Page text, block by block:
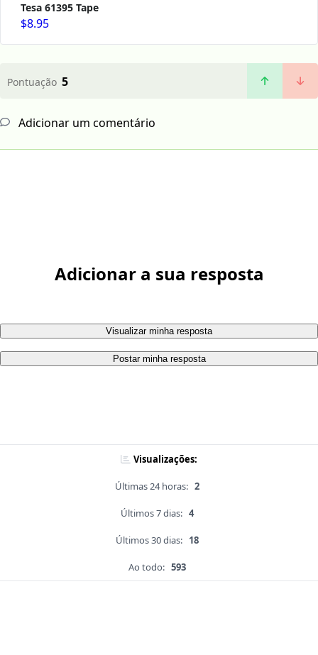
Tesa 61395 Tape
$8.95
Pontuação 5
Adicionar um comentário
Adicionar a sua resposta
Visualizar minha resposta
Postar minha resposta
Visualizações:
Últimas 24 horas: 2
Últimos 7 dias: 4
Últimos 30 dias: 18
Ao todo: 593